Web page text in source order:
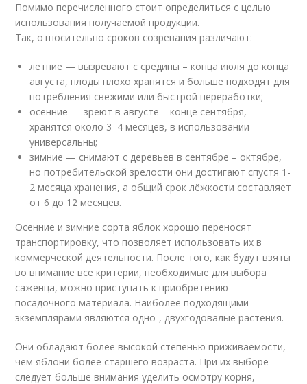
Помимо перечисленного стоит определиться с целью
использования получаемой продукции.
Так, относительно сроков созревания различают:
летние — вызревают с средины – конца июля до конца
августа, плоды плохо хранятся и больше подходят для
потребления свежими или быстрой переработки;
осенние — зреют в августе – конце сентября,
хранятся около 3–4 месяцев, в использовании —
универсальны;
зимние — снимают с деревьев в сентябре – октябре,
но потребительской зрелости они достигают спустя 1-
2 месяца хранения, а общий срок лёжкости составляет
от 6 до 12 месяцев.
Осенние и зимние сорта яблок хорошо переносят
транспортировку, что позволяет использовать их в
коммерческой деятельности. После того, как будут взяты
во внимание все критерии, необходимые для выбора
саженца, можно приступать к приобретению
посадочного материала. Наиболее подходящими
экземплярами являются одно-, двухгодовалые растения.
Они обладают более высокой степенью приживаемости,
чем яблони более старшего возраста. При их выборе
следует больше внимания уделить осмотру корня,